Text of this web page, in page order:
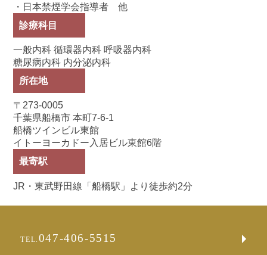
・日本禁煙学会指導者 他
診療科目
一般内科 循環器内科 呼吸器内科
糖尿病内科 内分泌内科
所在地
〒273-0005
千葉県船橋市 本町7-6-1
船橋ツインビル東館
イトーヨーカドー入居ビル東館6階
最寄駅
JR・東武野田線「船橋駅」より徒歩約2分
TEL. 047-406-5515